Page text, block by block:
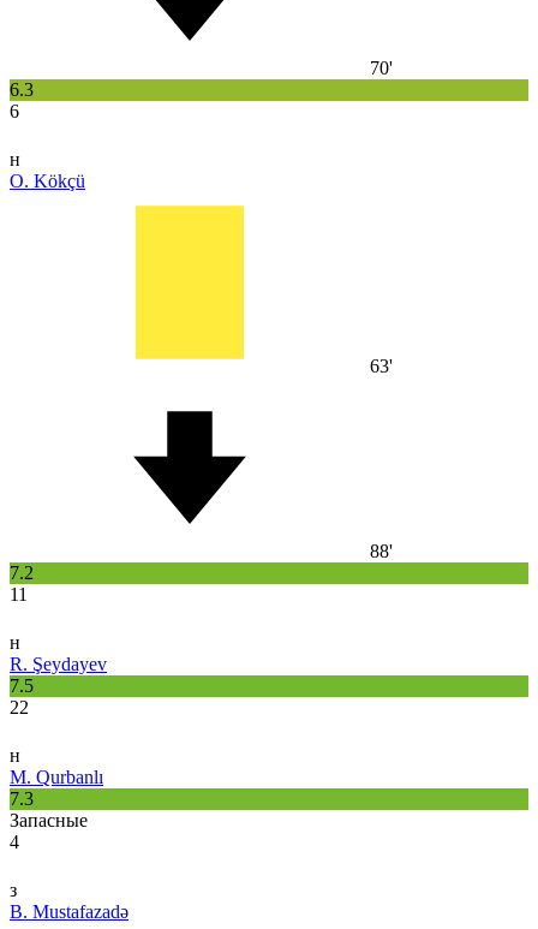
70'
6.3
6
н
O. Kökçü
63'
88'
7.2
11
н
R. Şeydayev
7.5
22
н
M. Qurbanlı
7.3
Запасные
4
з
B. Mustafazadə